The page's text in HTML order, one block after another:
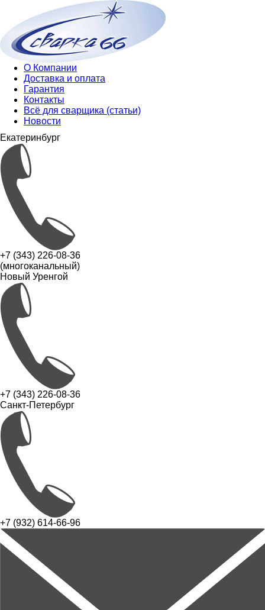
О Компании
Доставка и оплата
Гарантия
Контакты
Всё для сварщика (статьи)
Новости
Екатеринбург
+7 (343) 226-08-36
(многоканальный)
Новый Уренгой
+7 (343) 226-08-36
Санкт-Петербург
+7 (932) 614-66-96